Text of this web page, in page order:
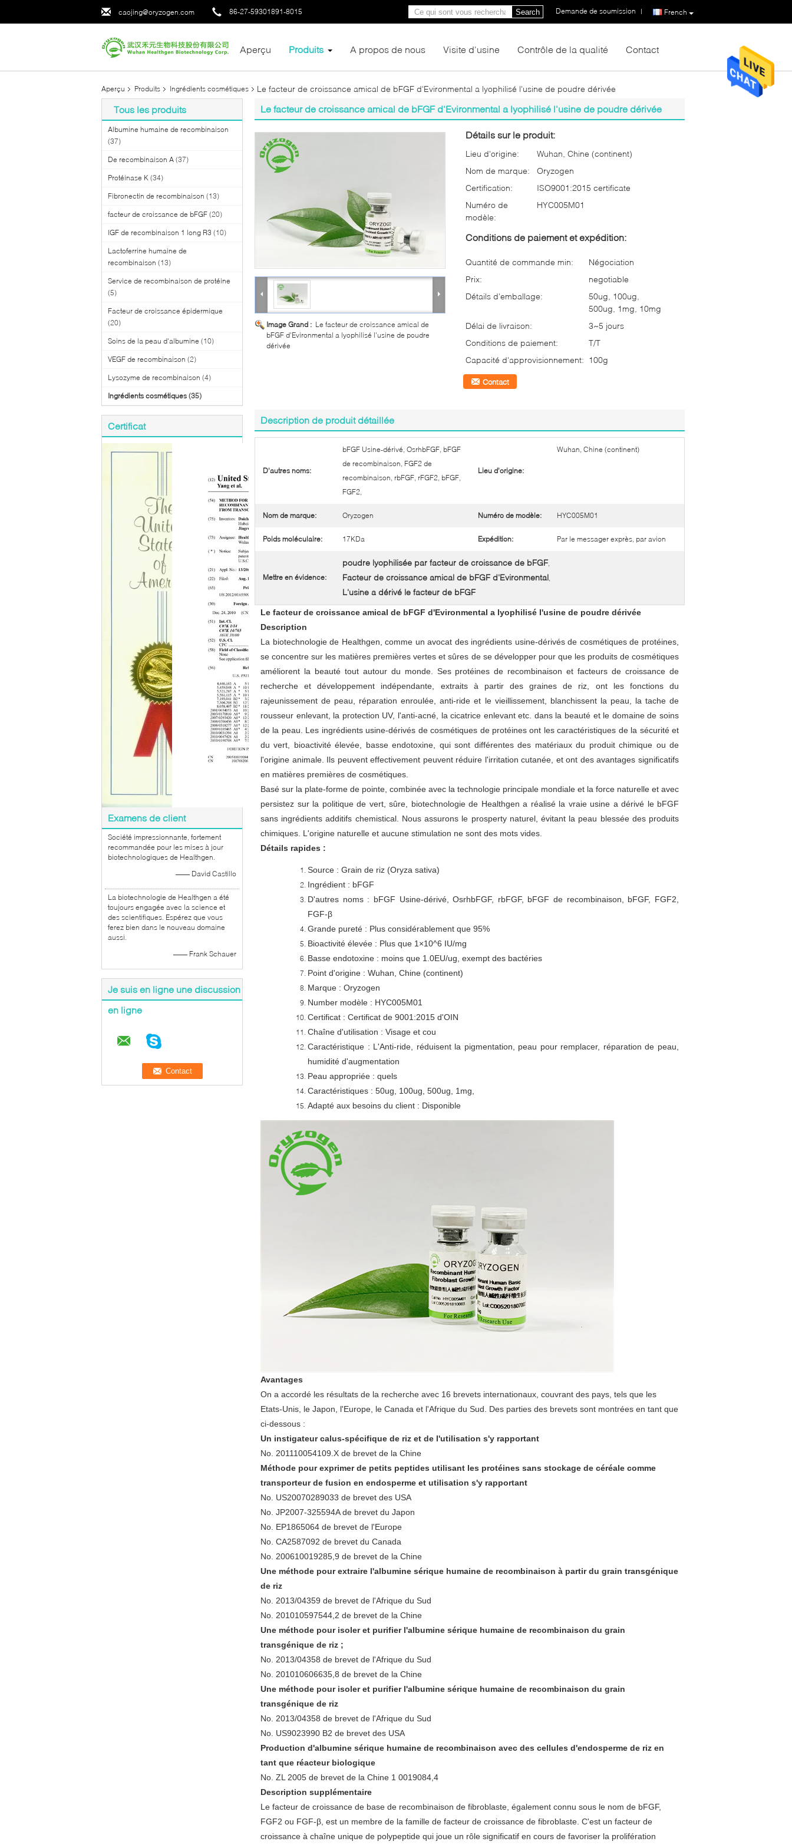
caojing@oryzogen.com 86-27-59301891-8015 French
Demande de soumission |
Search
Aperçu Produits A propos de nous Visite d'usine Contrôle de la qualité Contact
Aperçu Produits Ingrédients cosmétiques Le facteur de croissance amical de bFGF d'Evironmental a lyophilisé l'usine de poudre dérivée
Tous les produits
Albumine humaine de recombinaison
(37)
De recombinaison A (37)
Protéinase K (34)
Fibronectin de recombinaison (13)
facteur de croissance de bFGF (20)
IGF de recombinaison 1 long R3 (10)
Lactoferrine humaine de
recombinaison (13)
Service de recombinaison de protéine
(5)
Facteur de croissance épidermique
(20)
Soins de la peau d'albumine (10)
VEGF de recombinaison (2)
Lysozyme de recombinaison (4)
Ingrédients cosmétiques (35)
Certificat
Examens de client
Société impressionnante, fortement
recommandée pour les mises à jour
biotechnologiques de Healthgen.
—— David Castillo
La biotechnologie de Healthgen a été
toujours engagée avec la science et
des scientifiques. Espérez que vous
ferez bien dans le nouveau domaine
aussi.
—— Frank Schauer
Je suis en ligne une discussion
en ligne
Le facteur de croissance amical de bFGF d'Evironmental a lyophilisé l'usine de poudre dérivée
Image Grand : Le facteur de croissance amical de
bFGF d'Evironmental a lyophilisé l'usine de poudre
dérivée
Détails sur le produit:
Lieu d'origine:
Wuhan, Chine (continent)
Nom de marque:
Oryzogen
Certification:
ISO9001:2015 certificate
Numéro de
modèle:
HYC005M01
Conditions de paiement et expédition:
Quantité de commande min:
Négociation
Prix:
negotiable
Détails d'emballage:
50ug, 100ug,
500ug, 1mg, 10mg
Délai de livraison:
3~5 jours
Conditions de paiement:
T/T
Capacité d'approvisionnement: 100g
Contact
Description de produit détaillée
D'autres noms:
bFGF Usine-dérivé, OsrhbFGF, bFGF
de recombinaison, FGF2 de
recombinaison, rbFGF, rFGF2, bFGF,
FGF2,
Lieu d'origine:
Wuhan, Chine (continent)
Nom de marque: Oryzogen Numéro de modèle: HYC005M01
Poids moléculaire: 17KDa Expédition: Par le messager exprès, par avion
Mettre en évidence:
poudre lyophilisée par facteur de croissance de bFGF,
Facteur de croissance amical de bFGF d'Evironmental,
L'usine a dérivé le facteur de bFGF
Le facteur de croissance amical de bFGF d'Evironmental a lyophilisé l'usine de poudre dérivée
Description
La biotechnologie de Healthgen, comme un avocat des ingrédients usine-dérivés de cosmétiques de protéines,
se concentre sur les matières premières vertes et sûres de se développer pour que les produits de cosmétiques
améliorent la beauté tout autour du monde. Ses protéines de recombinaison et facteurs de croissance de
recherche et développement indépendante, extraits à partir des graines de riz, ont les fonctions du
rajeunissement de peau, réparation enroulée, anti-ride et le vieillissement, blanchissent la peau, la tache de
rousseur enlevant, la protection UV, l'anti-acné, la cicatrice enlevant etc. dans la beauté et le domaine de soins
de la peau. Les ingrédients usine-dérivés de cosmétiques de protéines ont les caractéristiques de la sécurité et
du vert, bioactivité élevée, basse endotoxine, qui sont différentes des matériaux du produit chimique ou de
l'origine animale. Ils peuvent effectivement peuvent réduire l'irritation cutanée, et ont des avantages significatifs
en matières premières de cosmétiques.
Basé sur la plate-forme de pointe, combinée avec la technologie principale mondiale et la force naturelle et avec
persistez sur la politique de vert, sûre, biotechnologie de Healthgen a réalisé la vraie usine a dérivé le bFGF
sans ingrédients additifs chemistical. Nous assurons le prosperty naturel, évitant la peau blessée des produits
chimiques. L'origine naturelle et aucune stimulation ne sont des mots vides.
Détails rapides :
Source : Grain de riz (Oryza sativa)
Ingrédient : bFGF
D'autres noms : bFGF Usine-dérivé, OsrhbFGF, rbFGF, bFGF de recombinaison, bFGF, FGF2,
FGF-β
Grande pureté : Plus considérablement que 95%
Bioactivité élevée : Plus que 1×10^6 IU/mg
Basse endotoxine : moins que 1.0EU/ug, exempt des bactéries
Point d'origine : Wuhan, Chine (continent)
Marque : Oryzogen
Number modèle : HYC005M01
Certificat : Certificat de 9001:2015 d'OIN
Chaîne d'utilisation : Visage et cou
Caractéristique : L'Anti-ride, réduisent la pigmentation, peau pour remplacer, réparation de peau,
humidité d'augmentation
Peau appropriée : quels
Caractéristiques : 50ug, 100ug, 500ug, 1mg,
Adapté aux besoins du client : Disponible
Avantages
On a accordé les résultats de la recherche avec 16 brevets internationaux, couvrant des pays, tels que les
Etats-Unis, le Japon, l'Europe, le Canada et l'Afrique du Sud. Des parties des brevets sont montrées en tant que
ci-dessous :
Un instigateur calus-spécifique de riz et de l'utilisation s'y rapportant
No. 201110054109.X de brevet de la Chine
Méthode pour exprimer de petits peptides utilisant les protéines sans stockage de céréale comme
transporteur de fusion en endosperme et utilisation s'y rapportant
No. US20070289033 de brevet des USA
No. JP2007-325594A de brevet du Japon
No. EP1865064 de brevet de l'Europe
No. CA2587092 de brevet du Canada
No. 200610019285,9 de brevet de la Chine
Une méthode pour extraire l'albumine sérique humaine de recombinaison à partir du grain transgénique
de riz
No. 2013/04359 de brevet de l'Afrique du Sud
No. 201010597544,2 de brevet de la Chine
Une méthode pour isoler et purifier l'albumine sérique humaine de recombinaison du grain
transgénique de riz ;
No. 2013/04358 de brevet de l'Afrique du Sud
No. 201010606635,8 de brevet de la Chine
Une méthode pour isoler et purifier l'albumine sérique humaine de recombinaison du grain
transgénique de riz
No. 2013/04358 de brevet de l'Afrique du Sud
No. US9023990 B2 de brevet des USA
Production d'albumine sérique humaine de recombinaison avec des cellules d'endosperme de riz en
tant que réacteur biologique
No. ZL 2005 de brevet de la Chine 1 0019084,4
Description supplémentaire
Le facteur de croissance de base de recombinaison de fibroblaste, également connu sous le nom de bFGF,
FGF2 ou FGF-β, est un membre de la famille de facteur de croissance de fibroblaste. C'est un facteur de
croissance à chaîne unique de polypeptide qui joue un rôle significatif en cours de favoriser la prolifération